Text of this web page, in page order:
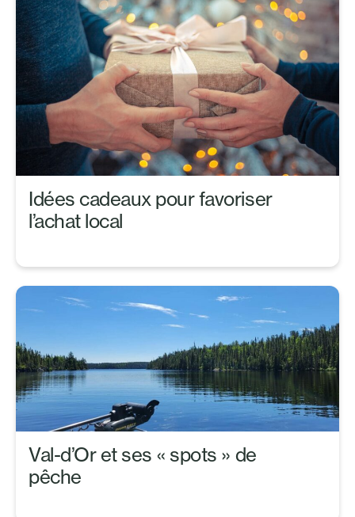
Idées cadeaux pour favoriser
l’achat local
Val-d’Or et ses « spots » de
pêche